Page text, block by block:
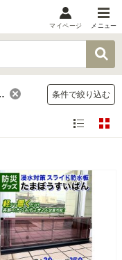
メニュー
マイページ
」
条件で絞り込む